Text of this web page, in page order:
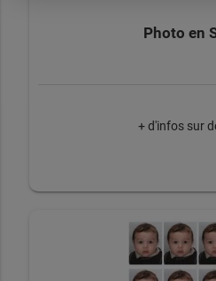
Photo en
+ d'infos sur